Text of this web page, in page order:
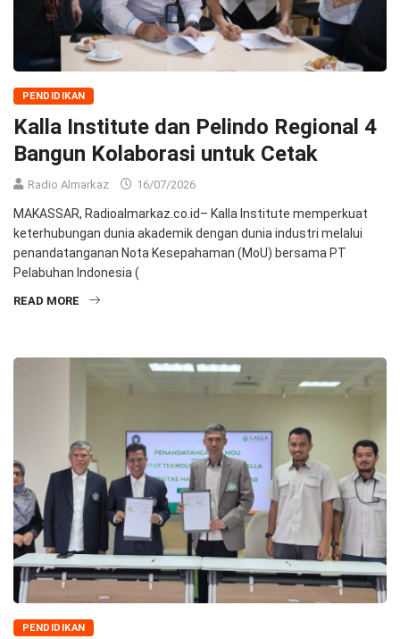
PENDIDIKAN
Kalla Institute dan Pelindo Regional 4
Bangun Kolaborasi untuk Cetak
Radio Almarkaz 16/07/2026
MAKASSAR, Radioalmarkaz.co.id– Kalla Institute memperkuat
keterhubungan dunia akademik dengan dunia industri melalui
penandatanganan Nota Kesepahaman (MoU) bersama PT
Pelabuhan Indonesia (
READ MORE
PENDIDIKAN